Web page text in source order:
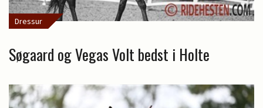
Dressur
Søgaard og Vegas Volt bedst i Holte